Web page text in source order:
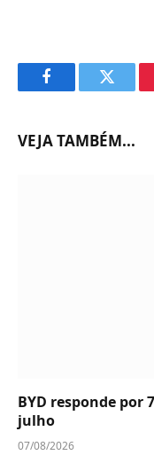
FacebookTwitter
VEJA TAMBÉM...
BYD responde por
julho
07/08/2026